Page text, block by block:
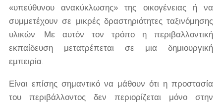
«υπεύθυνου ανακύκλωσης» της οικογένειας ή να
συμμετέχουν σε μικρές δραστηριότητες ταξινόμησης
υλικών. Με αυτόν τον τρόπο η περιβαλλοντική
εκπαίδευση μετατρέπεται σε μια δημιουργική
εμπειρία.
Είναι επίσης σημαντικό να μάθουν ότι η προστασία
του περιβάλλοντος δεν περιορίζεται μόνο στην